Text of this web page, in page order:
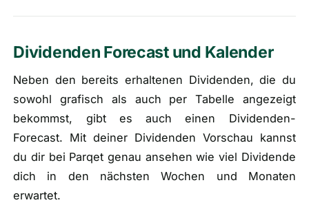
Dividenden Forecast und Kalender
Neben den bereits erhaltenen Dividenden, die du
sowohl grafisch als auch per Tabelle angezeigt
bekommst, gibt es auch einen Dividenden-
Forecast. Mit deiner Dividenden Vorschau kannst
du dir bei Parqet genau ansehen wie viel Dividende
dich in den nächsten Wochen und Monaten
erwartet.